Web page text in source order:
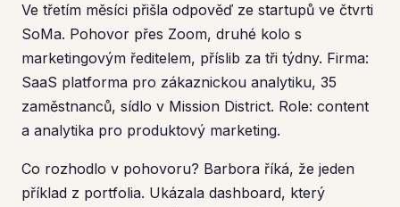
Ve třetím měsíci přišla odpověď ze startupů ve čtvrti
SoMa. Pohovor přes Zoom, druhé kolo s
marketingovým ředitelem, příslib za tři týdny. Firma:
SaaS platforma pro zákaznickou analytiku, 35
zaměstnanců, sídlo v Mission District. Role: content
a analytika pro produktový marketing.
Co rozhodlo v pohovoru? Barbora říká, že jeden
příklad z portfolia. Ukázala dashboard, který